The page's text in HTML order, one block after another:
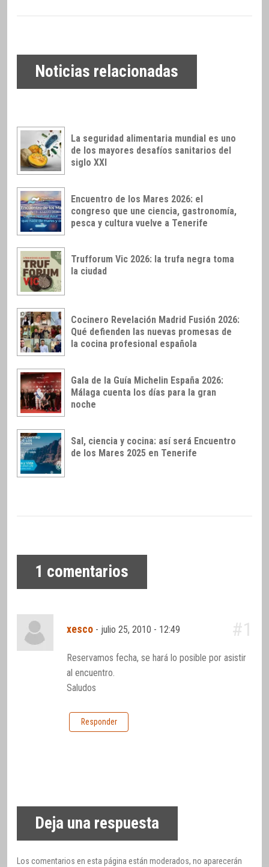
Noticias relacionadas
La seguridad alimentaria mundial es uno
de los mayores desafíos sanitarios del
siglo XXI
Encuentro de los Mares 2026: el
congreso que une ciencia, gastronomía,
pesca y cultura vuelve a Tenerife
Trufforum Vic 2026: la trufa negra toma
la ciudad
Cocinero Revelación Madrid Fusión 2026:
Qué defienden las nuevas promesas de
la cocina profesional española
Gala de la Guía Michelin España 2026:
Málaga cuenta los días para la gran
noche
Sal, ciencia y cocina: así será Encuentro
de los Mares 2025 en Tenerife
1 comentarios
xesco - julio 25, 2010 - 12:49 #1
Reservamos fecha, se hará lo posible por asistir
al encuentro.
Saludos
Responder
Deja una respuesta
Los comentarios en esta página están moderados, no aparecerán